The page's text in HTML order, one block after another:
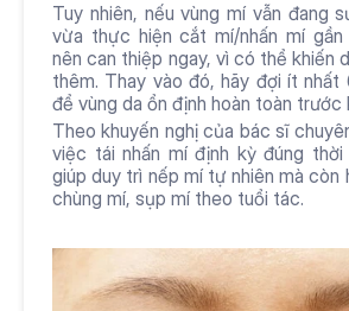
Tuy nhiên, nếu vùng mí vẫn đang
vừa thực hiện cắt mí/nhấn mí gần
nên can thiệp ngay, vì có thể khiến
thêm. Thay vào đó, hãy đợi ít nhất
để vùng da ổn định hoàn toàn trước
Theo khuyến nghị của bác sĩ
việc tái nhấn mí định kỳ đúng
giúp duy trì nếp mí tự nhiên mà còn
chùng mí, sụp mí theo tuổi tác.